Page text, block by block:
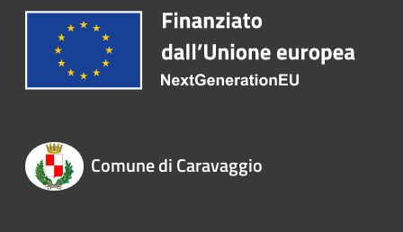
Comune di Caravaggio